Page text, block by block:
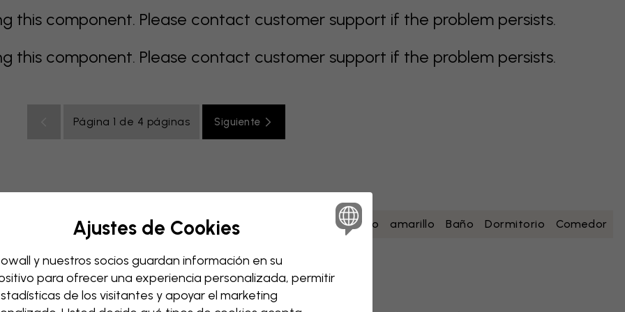
this component. Please contact customer support if the problem persists.
this component. Please contact customer support if the problem persists.
Página 1 de 4 páginas Siguiente
coloridos naranja rosa púrpura blanco amarillo Baño Dormitorio Comedor
Ajustes de Cookies
y nuestros socios guardan información en su
para ofrecer una experiencia personalizada, permitir
de los visitantes y apoyar el marketing